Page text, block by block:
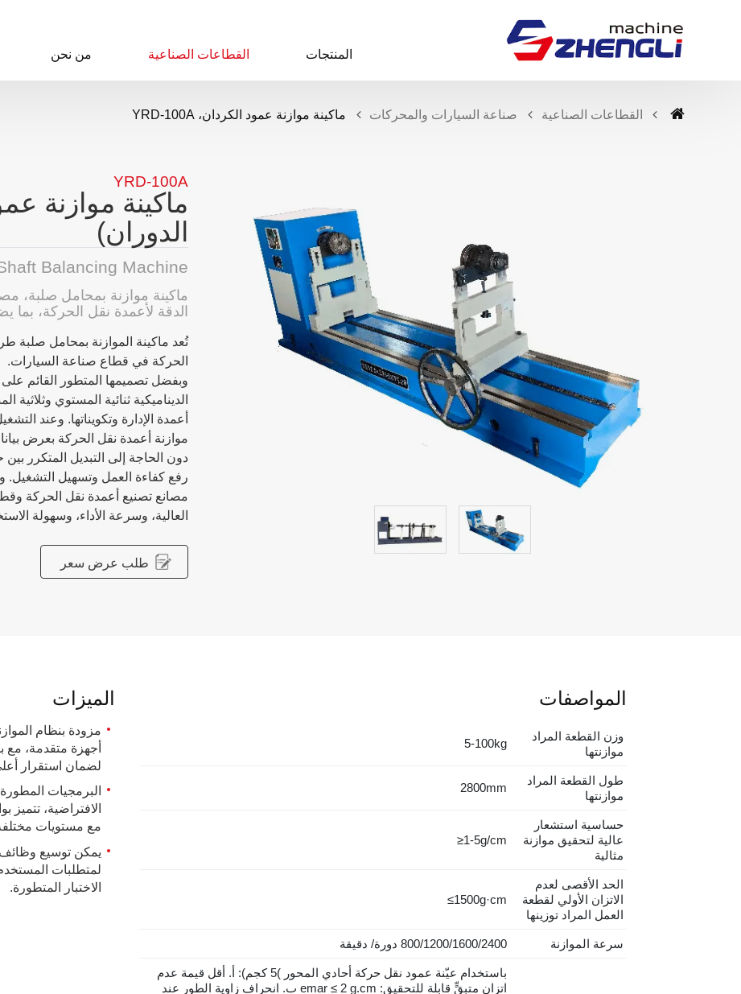
المنتجات القطاعات الصناعية من نحن
القطاعات الصناعية صناعة السيارات والمحركات ماكينة موازنة عمود الكردان، YRD-100A
YRD-100A
ماكينة موازنة
الدوران)
Balancing Machine
ماكينة موازنة بمحامل صلبة،
الدقة لأعمدة نقل الحركة، بما
الحركة في قطاع صناعة السيارات.
وبفضل تصميمها المتطور القائم على
الديناميكية ثنائية المستوي
أعمدة الإدارة وتكويناتها. وعند
موازنة أعمدة نقل الحركة بعرض
دون الحاجة إلى التبديل المتكرر
رفع كفاءة العمل وتسهيل التشغيل.
مصانع تصنيع أعمدة نقل الحركة
العالية، وسرعة الأداء، وسهولة
طلب عرض سعر
المواصفات
وزن القطعة المراد
موازنتها
5-100kg
طول القطعة المراد
موازنتها
2800mm
حساسية استشعار
عالية لتحقيق موازنة
مثالية
≥1-5g/cm
الحد الأقصى لعدم
الاتزان الأولي لقطعة
العمل المراد توزينها
≤1500g·cm
سرعة الموازنة 800/1200/1600/2400 دورة/ دقيقة
باستخدام عيّنة عمود نقل حركة أحادي المحور (5 كجم) : أ. أقل قيمة عدم
اتزان متبقٍّ قابلة للتحقيق: emar ≤ 2 g.cm ب. انحراف زاوية الطور عند
الميزات
لضمان استقرار
الافتراضية، تتميز
مع مستويات
يمكن توسيع
لمتطلبات
الاختبار المتطورة.